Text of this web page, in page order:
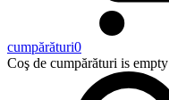
cumpărături0
Coş de cumpărături is empty